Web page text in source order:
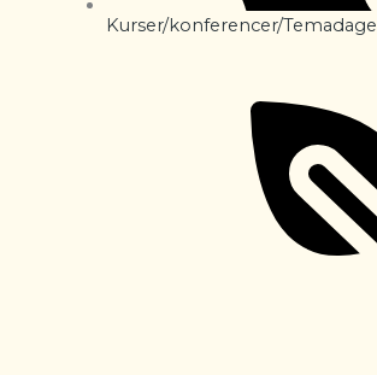
Kurser/konferencer/Temadage